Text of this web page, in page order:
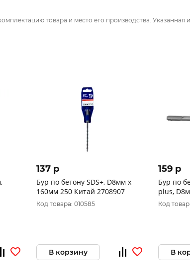
товара и место его производства. Указанная
137 p
Бур по бетону SDS+, D8мм х
160мм 250 Китай 2708907
Код товара: 010585
В корзину
159 p
Бур по
plus,
2718912
Код
В